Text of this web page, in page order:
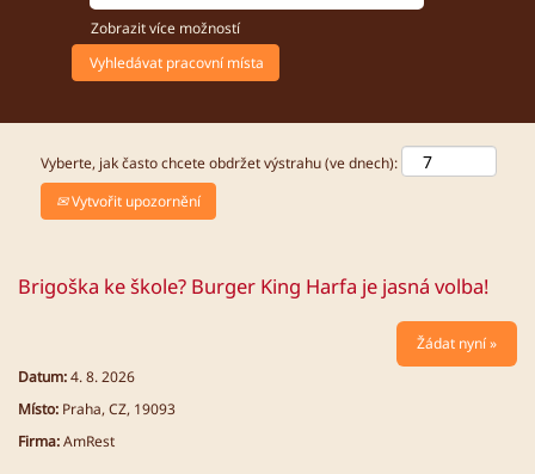
Zobrazit více možností
Vyberte, jak často chcete obdržet výstrahu (ve dnech):
Vytvořit upozornění
Brigoška ke škole? Burger King Harfa je jasná volba!
Žádat nyní »
Datum:4. 8. 2026
Místo: Praha, CZ, 19093
Firma:AmRest